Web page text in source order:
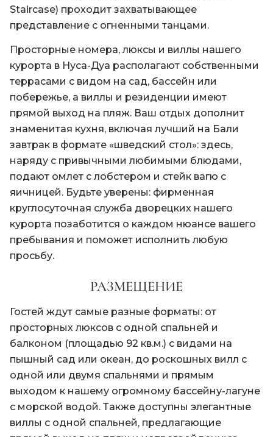
Staircase) проходит захватывающее
представление с огненными танцами.
Просторные номера, люксы и виллы нашего
курорта в Нуса-Дуа располагают собственными
террасами с видом на сад, бассейн или
побережье, а виллы и резиденции имеют
прямой выход на пляж. Ваш отдых дополнит
знаменитая кухня, включая лучший на Бали
завтрак в формате «шведский стол»: здесь,
наряду с привычными любимыми блюдами,
подают омлет с лобстером и стейк вагю с
яичницей. Будьте уверены: фирменная
круглосуточная служба дворецких нашего
курорта позаботится о каждом нюансе вашего
пребывания и поможет исполнить любую
просьбу.
РАЗМЕЩЕНИЕ
Гостей ждут самые разные форматы: от
просторных люксов с одной спальней и
балконом (площадью 92 кв.м.) с видами на
пышный сад или океан, до роскошных вилл с
одной или двумя спальнями и прямым
выходом к нашему огромному бассейну-лагуне
с морской водой. Также доступны элегантные
виллы с одной спальней, предлагающие